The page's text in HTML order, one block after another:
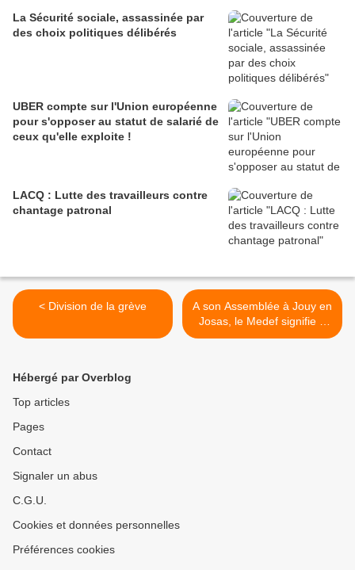
La Sécurité sociale, assassinée par
des choix politiques délibérés
UBER compte sur l'Union européenne
pour s'opposer au statut de salarié de
ceux qu'elle exploite !
LACQ : Lutte des travailleurs contre
chantage patronal
< Division de la grève
A son Assemblée à Jouy en
Josas, le Medef signifie à
Macron sa feuille de
Hébergé par Overblog
Top articles
Pages
Contact
Signaler un abus
C.G.U.
Cookies et données personnelles
Préférences cookies